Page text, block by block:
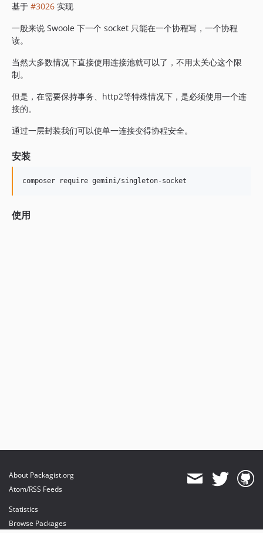
基于 #3026 实现
一般来说 Swoole 下一个 socket 只能在一个协程写，一个协程
读。
当然大多数情况下直接使用连接池就可以了，不用太关心这个限
制。
但是，在需要保持事务、http2等特殊情况下，是必须使用一个连
接的。
通过一层封装我们可以使单一连接变得协程安全。
安装
使用
About Packagist.org
Atom/RSS Feeds
Statistics
Browse Packages